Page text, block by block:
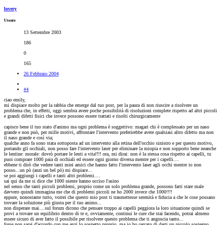
lovery
Utente
13 Settembre 2003
186
0
165
26 Febbraio 2004
#4
ciao emily,
mi dispiace molto per la rabbia che emerge dal tuo post, per la paura di non riuscire a risolvere un
problema che, in effetti, oggi sembra avere poche possibilità di risoluzioni complete rispetto ad altri piccoli
e grandi difetti fisici che invece possono essere trattati e risolti chirurgicamente
capisco bene il tuo stato d'animo ma ogni problema è soggettivo: magari chi è complessato per un naso
grande e non può, per mille motivi, affrontare l'intervento preferirebbe avere qualsiasi altro difetto ma non
il naso grande e così via;
qualche anno fa sono stata sottoposta ad un intervento alla retina dell'occhio sinistro e per questo motivo,
portando gli occhiali, non posso fare l'intervento laser per eliminare la miopia e non sopporto bene neanche
le lentine: morale: dovrò portare le lenti a vita!!!! ora, mi dirai: non è la stessa cosa rispetto ai capelli, tu
puoi comprare 1000 paia di occhiali ed essere ogni giorno diversa mentre per i capelli....
ebbene ti dirò che vedere tanti miei amici che hanno fatto l'intervento laser agli occhi mentre io non
posso...un pò (anzi un bel pò) mi dispiace...
se poi aggiungi i capelli e tanti altri problemi....
sai qui da me si dice che 1000 niente hanno ucciso l'asino
nel senso che tanti piccoli problemi, proprio come un solo problema grande, possono farti stare male
davvero quindi immagina me che di problemi piccoli ne ho 2000 invece che 1000!!!!
eppure, nonostante tutto, vorrei che questo mio post ti trasmettesse serenità e fiducia a che le cose possano
trovare la soluzione più giusta per il tuo animo...
non disperare mai....sul forum dicono che pensare troppo ai capelli peggiora la loro situazione quindi se
provi a trovare un equilibrio dentro di te e, ovviamente, continui le cure che stai facendo, potrai almeno
essere sicuro di aver fatto il possibile per risolvere questo problema che ti angoscia tanto...